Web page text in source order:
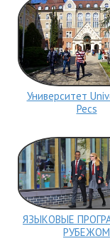
Университет
Pecs
ЯЗЫКОВЫЕ
РУБЕЖОМ